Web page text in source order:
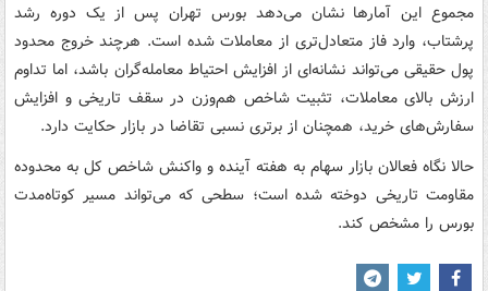
مجموع این آمارها نشان می‌دهد بورس تهران پس از یک دوره رشد
پرشتاب، وارد فاز متعادل‌تری از معاملات شده است. هرچند خروج محدود
پول حقیقی می‌تواند نشانه‌ای از افزایش احتیاط معامله‌گران باشد، اما تداوم
ارزش بالای معاملات، تثبیت شاخص هم‌وزن در سقف تاریخی و افزایش
سفارش‌های خرید، همچنان از برتری نسبی تقاضا در بازار حکایت دارد.
حالا نگاه فعالان بازار سهام به هفته آینده و واکنش شاخص کل به محدوده
مقاومت تاریخی دوخته شده است؛ سطحی که می‌تواند مسیر کوتاه‌مدت
بورس را مشخص کند.